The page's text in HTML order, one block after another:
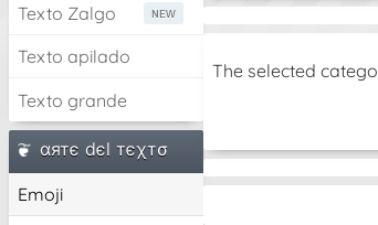
Texto Zalgo
Texto apilado
Texto grande
αятє dєl тєχтσ
Emoji
The selected